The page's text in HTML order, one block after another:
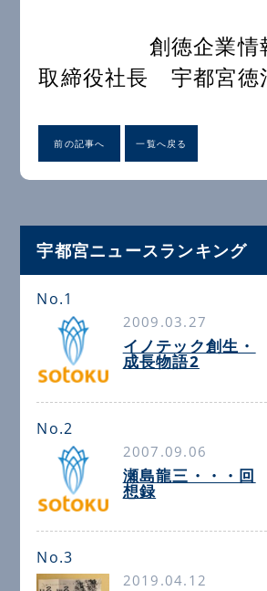
創徳企業情
取締役社長 宇都宮徳
前の記事へ 一覧へ戻る
宇都宮ニュースランキング
No.1
2009.03.27
イノテック創生・
成長物語2
No.2
2007.09.06
瀬島龍三・・・回
想録
No.3
2019.04.12